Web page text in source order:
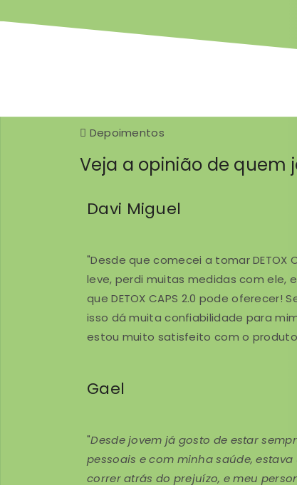
Depoimentos
Veja a opinião de quem
Davi Miguel
"Desde que comecei a tomar DETOX
leve, perdi muitas medidas com ele,
que DETOX CAPS 2.0 pode oferecer!
isso dá muita confiabilidade para
estou muito satisfeito com o
Gael
"Desde jovem já gosto de estar
pessoais e com minha saúde,
correr atrás do prejuízo, e meu